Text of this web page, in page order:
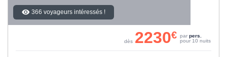
366 voyageurs intéressés !
dès 2230€ par pers.
pour 10 nuits